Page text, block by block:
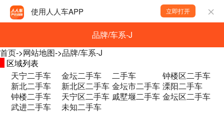
使用人人车APP 立即打开
品牌/车系-J
首页->网站地图->品牌/车系-J
区域列表
天宁二手车
金坛二手车 二手车
钟楼区二手车
新北二手车
新北区二手车 金坛市二手车 溧阳二手车
钟楼二手车
天宁区二手车 戚墅堰二手车 金坛区二手车
武进二手车
未知二手车